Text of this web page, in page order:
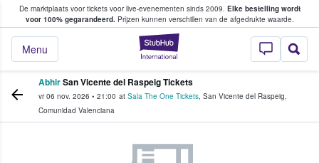
De marktplaats voor tickets voor live-evenementen sinds 2009. Elke bestelling wordt
voor 100% gegarandeerd.Prijzen kunnen verschillen van de afgedrukte waarde.
StubHub: waar
Menu
tickets kopen en verkopen
AbhirSan Vicente del Raspeig Tickets
vr 06 nov. 2026 • 21:00 at Sala The One Tickets, San Vicente del Raspeig,
Comunidad Valenciana